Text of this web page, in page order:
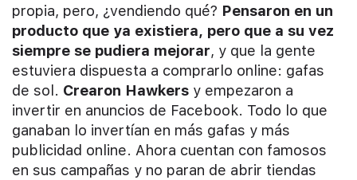
propia, pero, ¿vendiendo qué? Pensaron en un
producto que ya existiera, pero que a su vez
siempre se pudiera mejorar, y que la gente
estuviera dispuesta a comprarlo online: gafas
de sol. Crearon Hawkers y empezaron a
invertir en anuncios de Facebook. Todo lo que
ganaban lo invertían en más gafas y más
publicidad online. Ahora cuentan con famosos
en sus campañas y no paran de abrir tiendas